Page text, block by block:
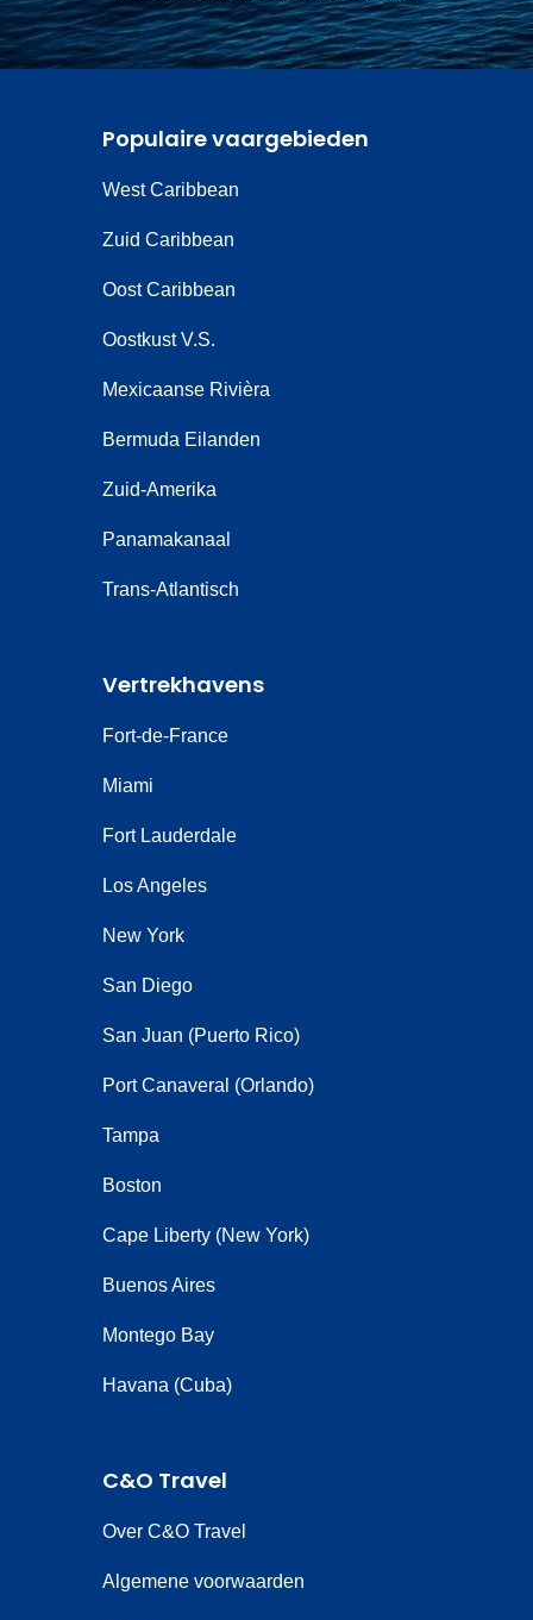
Populaire vaargebieden
West Caribbean
Zuid Caribbean
Oost Caribbean
Oostkust V.S.
Mexicaanse Rivièra
Bermuda Eilanden
Zuid-Amerika
Panamakanaal
Trans-Atlantisch
Vertrekhavens
Fort-de-France
Miami
Fort Lauderdale
Los Angeles
New York
San Diego
San Juan (Puerto Rico)
Port Canaveral (Orlando)
Tampa
Boston
Cape Liberty (New York)
Buenos Aires
Montego Bay
Havana (Cuba)
C&O Travel
Over C&O Travel
Algemene voorwaarden